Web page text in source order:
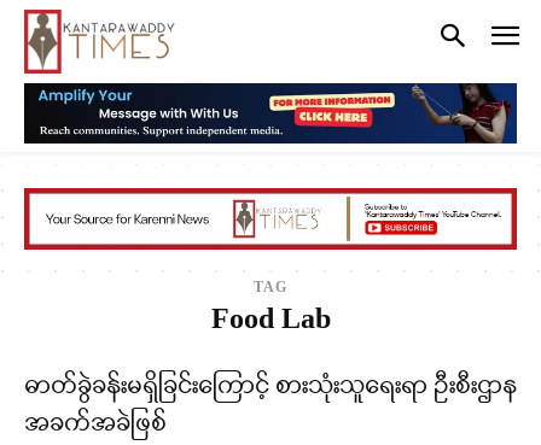
TAG
Food Lab
ဓာတ်ခွဲခန်းမရှိခြင်းကြောင့် စားသုံးသူရေးရာ ဦးစီးဌာန
အခက်အခဲဖြစ်